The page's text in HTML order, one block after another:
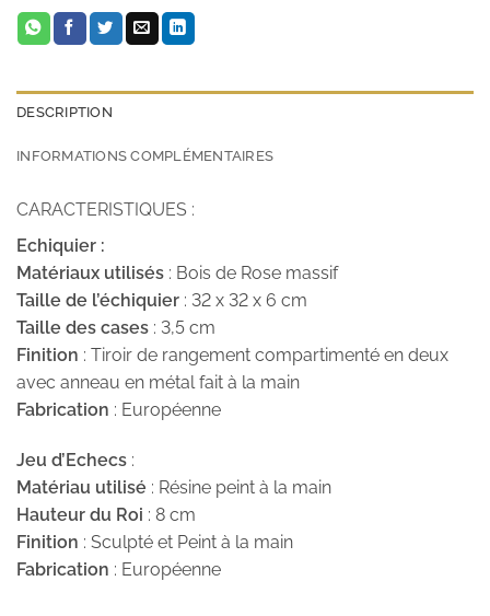
DESCRIPTION
INFORMATIONS COMPLÉMENTAIRES
CARACTERISTIQUES :
Echiquier :
Matériaux utilisés : Bois de Rose massif
Taille de l’échiquier : 32 x 32 x 6 cm
Taille des cases : 3,5 cm
Finition : Tiroir de rangement compartimenté en deux
avec anneau en métal fait à la main
Fabrication : Européenne
Jeu d’Echecs :
Matériau utilisé : Résine peint à la main
Hauteur du Roi : 8 cm
Finition : Sculpté et Peint à la main
Fabrication : Européenne